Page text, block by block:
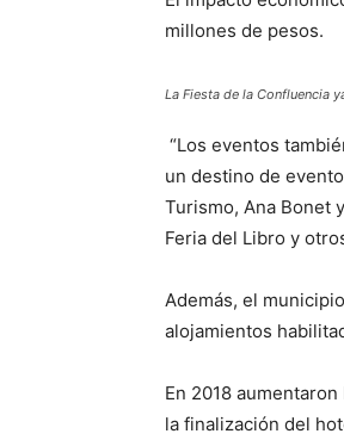
millones de pesos.
La Fiesta de la Confluencia
“Los eventos
un destino de
Turismo, Ana Bonet
Feria del Libro y
Además, el
alojamientos
En 2018
la finalización del